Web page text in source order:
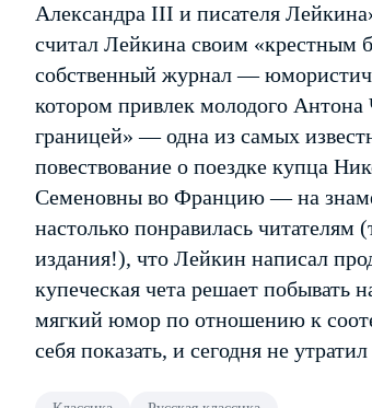
Александра III и писателя
считал Лейкина своим «крестным
собственный журнал —
котором привлек молодого Антона
границей» — одна из самых
повествование о поездке купца
Семеновны во Францию — на
настолько понравилась
издания!), что Лейкин написал
купеческая чета решает
мягкий юмор по отношению к
себя показать, и сегодня не